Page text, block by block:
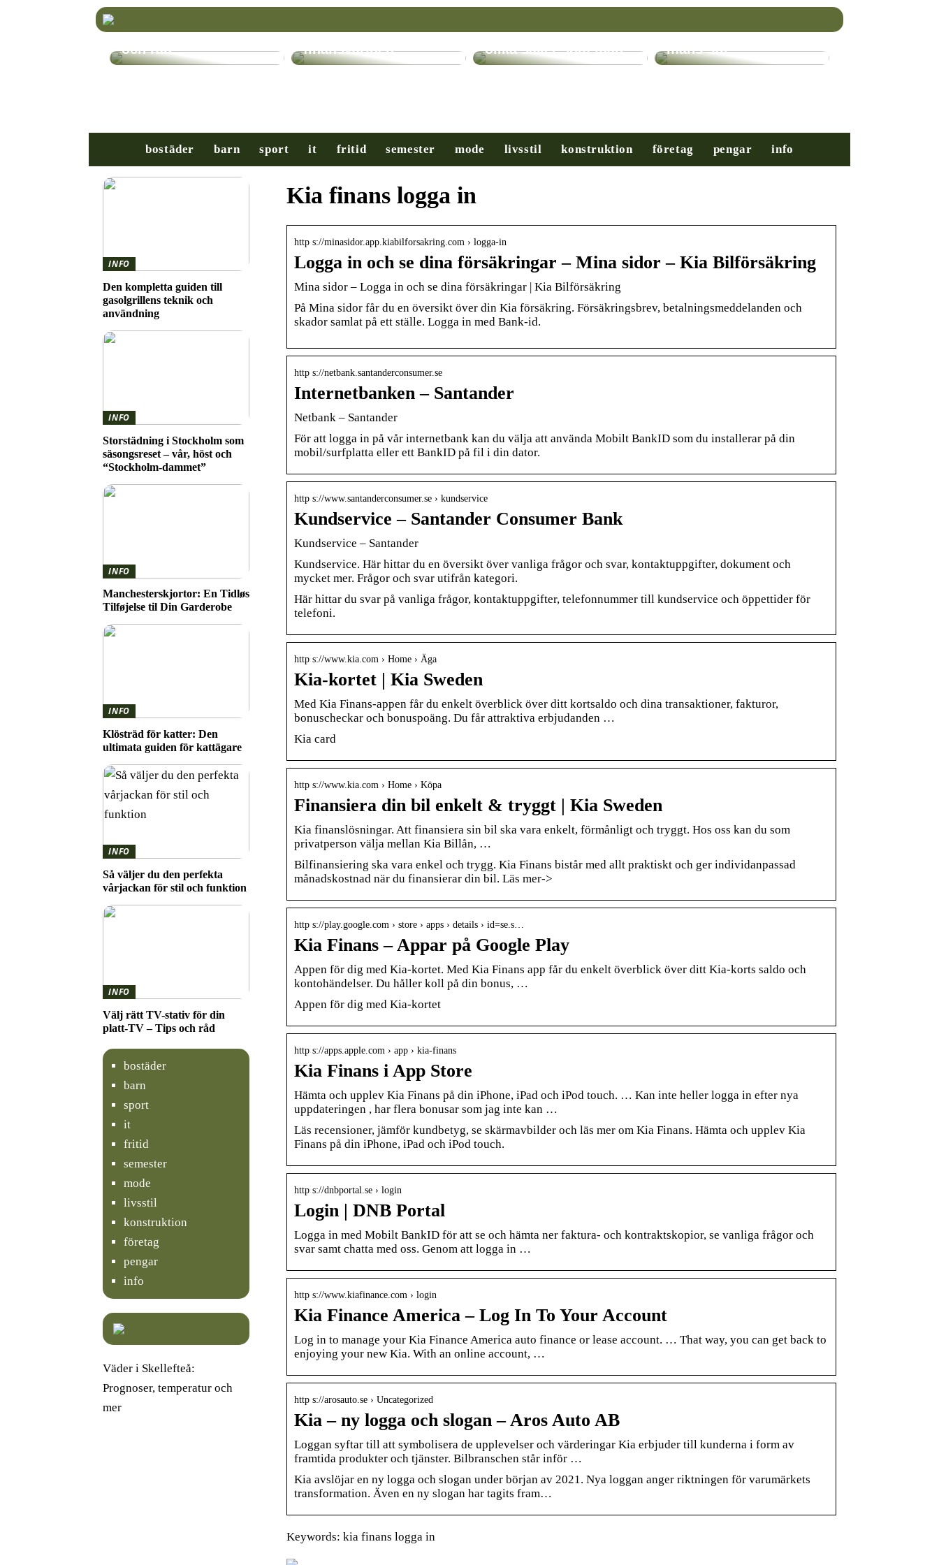
din platt-TV – Tips
och råd
revolution inom
finansvärlden
Få hjälp med många
olika saker som man
Nybörjarguiden till
mäns stil
bostäder barn sport it fritid semester mode livsstil konstruktion företag pengar info
Kia finans logga in
http s://minasidor.app.kiabilforsakring.com › logga-in
Logga in och se dina försäkringar – Mina sidor – Kia Bilförsäkring
Mina sidor – Logga in och se dina försäkringar | Kia Bilförsäkring
På Mina sidor får du en översikt över din Kia försäkring. Försäkringsbrev, betalningsmeddelanden och
skador samlat på ett ställe. Logga in med Bank-id.
http s://netbank.santanderconsumer.se
Internetbanken – Santander
Netbank – Santander
För att logga in på vår internetbank kan du välja att använda Mobilt BankID som du installerar på din
mobil/surfplatta eller ett BankID på fil i din dator.
http s://www.santanderconsumer.se › kundservice
Kundservice – Santander Consumer Bank
Kundservice – Santander
Kundservice. Här hittar du en översikt över vanliga frågor och svar, kontaktuppgifter, dokument och
mycket mer. Frågor och svar utifrån kategori.
Här hittar du svar på vanliga frågor, kontaktuppgifter, telefonnummer till kundservice och öppettider för
telefoni.
http s://www.kia.com › Home › Äga
Kia-kortet | Kia Sweden
Med Kia Finans-appen får du enkelt överblick över ditt kortsaldo och dina transaktioner, fakturor,
bonuscheckar och bonuspoäng. Du får attraktiva erbjudanden …
Kia card
http s://www.kia.com › Home › Köpa
Finansiera din bil enkelt & tryggt | Kia Sweden
Kia finanslösningar. Att finansiera sin bil ska vara enkelt, förmånligt och tryggt. Hos oss kan du som
privatperson välja mellan Kia Billån, …
Bilfinansiering ska vara enkel och trygg. Kia Finans bistår med allt praktiskt och ger individanpassad
månadskostnad när du finansierar din bil. Läs mer->
http s://play.google.com › store › apps › details › id=se.s…
Kia Finans – Appar på Google Play
Appen för dig med Kia-kortet. Med Kia Finans app får du enkelt överblick över ditt Kia-korts saldo och
kontohändelser. Du håller koll på din bonus, …
Appen för dig med Kia-kortet
http s://apps.apple.com › app › kia-finans
Kia Finans i App Store
Hämta och upplev Kia Finans på din iPhone, iPad och iPod touch. … Kan inte heller logga in efter nya
uppdateringen , har flera bonusar som jag inte kan …
Läs recensioner, jämför kundbetyg, se skärmavbilder och läs mer om Kia Finans. Hämta och upplev Kia
Finans på din iPhone, iPad och iPod touch.
http s://dnbportal.se › login
Login | DNB Portal
Logga in med Mobilt BankID för att se och hämta ner faktura- och kontraktskopior, se vanliga frågor och
svar samt chatta med oss. Genom att logga in …
http s://www.kiafinance.com › login
Kia Finance America – Log In To Your Account
Log in to manage your Kia Finance America auto finance or lease account. … That way, you can get back to
enjoying your new Kia. With an online account, …
http s://arosauto.se › Uncategorized
Kia – ny logga och slogan – Aros Auto AB
Loggan syftar till att symbolisera de upplevelser och värderingar Kia erbjuder till kunderna i form av
framtida produkter och tjänster. Bilbranschen står inför …
Kia avslöjar en ny logga och slogan under början av 2021. Nya loggan anger riktningen för varumärkets
transformation. Även en ny slogan har tagits fram…
Keywords: kia finans logga in
INFO
Den kompletta guiden till
gasolgrillens teknik och
användning
INFO
Storstädning i Stockholm som
säsongsreset – vår, höst och
“Stockholm-dammet”
INFO
Manchesterskjortor: En Tidløs
Tilføjelse til Din Garderobe
INFO
Klösträd för katter: Den
ultimata guiden för kattägare
INFO
Så väljer du den perfekta
vårjackan för stil och funktion
INFO
Välj rätt TV-stativ för din
platt-TV – Tips och råd
bostäder
barn
sport
it
fritid
semester
mode
livsstil
konstruktion
företag
pengar
info
Väder i Skellefteå:
Prognoser, temperatur och
mer